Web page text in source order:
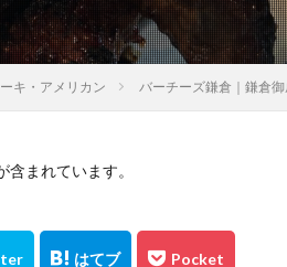
キ・アメリカン バーチーズ鎌倉｜鎌倉
まれています。
喫茶店 古民家 指輪工房
洋食 映画館 美容院 まとめ
人
検索